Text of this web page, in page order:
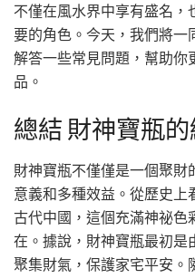
不僅在風水界中享有盛名，
要的角色。今天，我們將一
解答一些常見問題，幫助你
品。
總結 財神寶瓶
財神寶瓶不僅僅是一個聚財
意義和多種效益。從歷史上
古代中國，這個充滿神祕色
在。據說，財神寶瓶最初是
聚集財氣，保護家宅平安。